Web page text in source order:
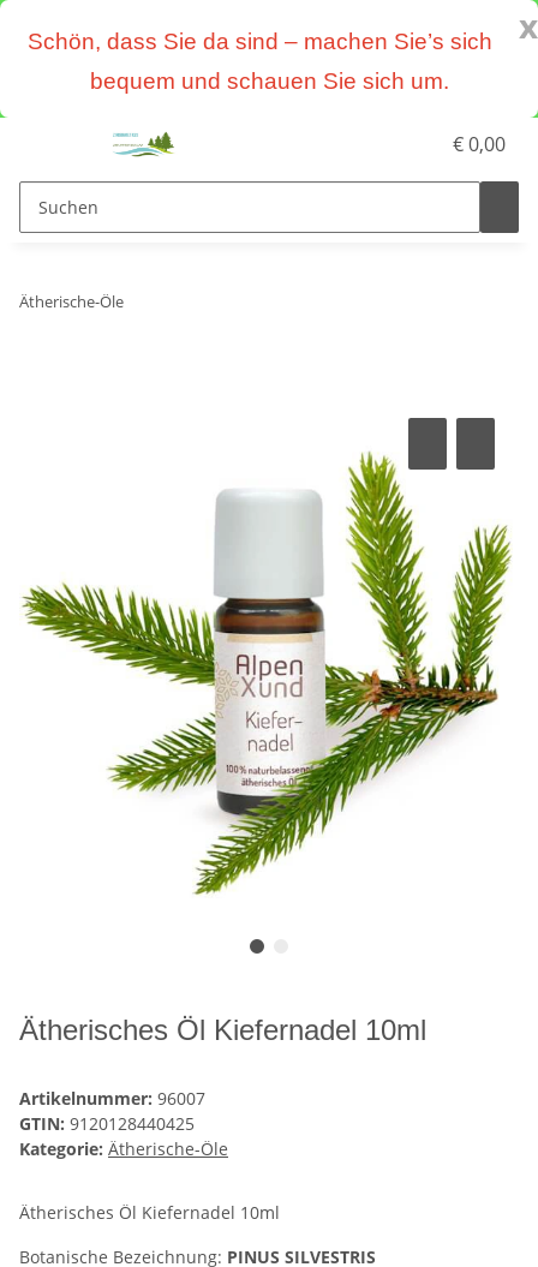
x
Schön, dass Sie da sind – machen Sie’s sich
bequem und schauen Sie sich um.
€ 0,00
Ätherische-Öle
Ätherisches Öl Kiefernadel 10ml
Artikelnummer: 96007
GTIN: 9120128440425
Kategorie: Ätherische-Öle
Ätherisches Öl Kiefernadel 10ml
Botanische Bezeichnung: PINUS SILVESTRIS